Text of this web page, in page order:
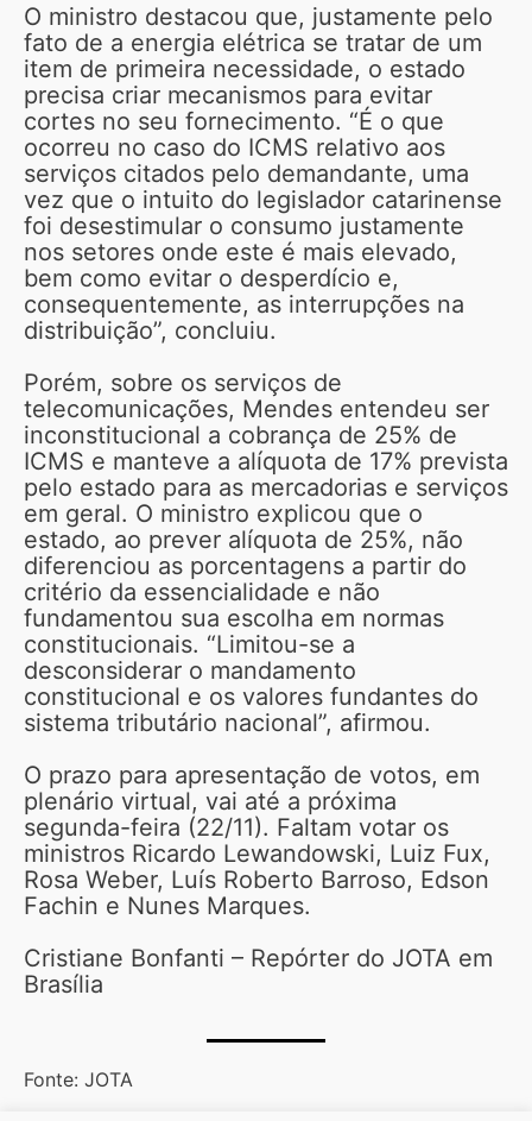
O ministro destacou que, justamente pelo
fato de a energia elétrica se tratar de um
item de primeira necessidade, o estado
precisa criar mecanismos para evitar
cortes no seu fornecimento. “É o que
ocorreu no caso do ICMS relativo aos
serviços citados pelo demandante, uma
vez que o intuito do legislador catarinense
foi desestimular o consumo justamente
nos setores onde este é mais elevado,
bem como evitar o desperdício e,
consequentemente, as interrupções na
distribuição”, concluiu.
Porém, sobre os serviços de
telecomunicações, Mendes entendeu ser
inconstitucional a cobrança de 25% de
ICMS e manteve a alíquota de 17% prevista
pelo estado para as mercadorias e serviços
em geral. O ministro explicou que o
estado, ao prever alíquota de 25%, não
diferenciou as porcentagens a partir do
critério da essencialidade e não
fundamentou sua escolha em normas
constitucionais. “Limitou-se a
desconsiderar o mandamento
constitucional e os valores fundantes do
sistema tributário nacional”, afirmou.
O prazo para apresentação de votos, em
plenário virtual, vai até a próxima
segunda-feira (22/11). Faltam votar os
ministros Ricardo Lewandowski, Luiz Fux,
Rosa Weber, Luís Roberto Barroso, Edson
Fachin e Nunes Marques.
Cristiane Bonfanti – Repórter do JOTA em
Brasília
Fonte: JOTA